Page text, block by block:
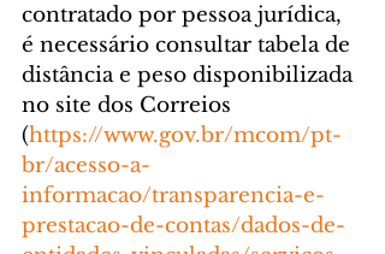
contratado por pessoa jurídica,
é necessário consultar tabela de
distância e peso disponibilizada
no site dos Correios
(https://www.gov.br/mcom/pt-
br/acesso-a-
informacao/transparencia-e-
prestacao-de-contas/dados-de-